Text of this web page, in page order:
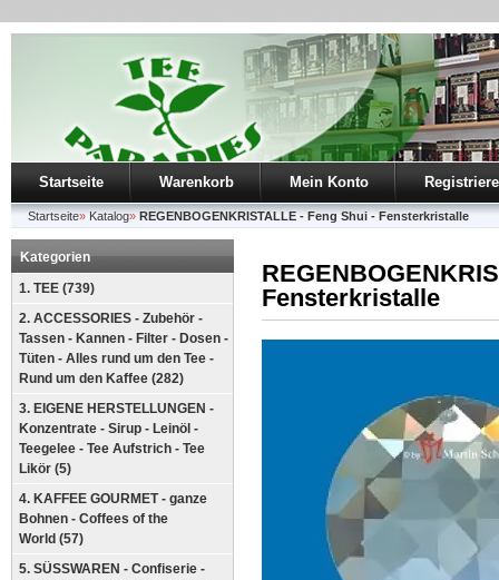
Startseite Warenkorb Mein Konto
Startseite» Katalog» REGENBOGENKRISTALLE - Feng Shui - Fensterkristalle
Kategorien
1. TEE (739)
2. ACCESSORIES - Zubehör -
Tassen - Kannen - Filter - Dosen -
Tüten - Alles rund um den Tee -
Rund um den Kaffee (282)
3. EIGENE HERSTELLUNGEN -
Konzentrate - Sirup - Leinöl -
Teegelee - Tee Aufstrich - Tee
Likör (5)
4. KAFFEE GOURMET - ganze
Bohnen - Coffees of the
World (57)
5. SÜSSWAREN - Confiserie -
Fensterkristalle